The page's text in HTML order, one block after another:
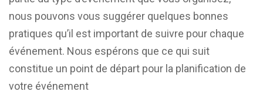
nous pouvons vous suggérer quelques bonnes
pratiques qu’il est important de suivre pour chaque
événement. Nous espérons que ce qui suit
constitue un point de départ pour la planification de
votre événement